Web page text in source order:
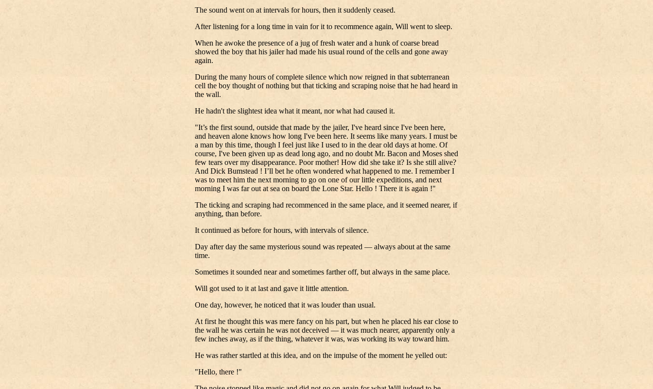
The sound went on at intervals for hours, then it suddenly ceased.
After listening for a long time in vain for it to recommence again, Will went to sleep.
When he awoke the presence of a jug of fresh water and a hunk of coarse bread
showed the boy that his jailer had made his usual round of the cells and gone away
again.
During the many hours of complete silence which now reigned in that subterranean
cell the boy thought of nothing but that ticking and scraping noise that he had heard in
the wall.
He hadn't the slightest idea what it meant, nor what had caused it.
"It’s the first sound, outside that made by the jailer, I've heard since I've been here,
and heaven alone knows how long I've been here. It seems like many years. I must be
a man by this time, though I feel just like I used to in the dear old days at home. Of
course, I've been given up as dead long ago, and no doubt Mr. Bacon and Moses shed
few tears over my disappearance. Poor mother! How did she take it? Is she still alive?
And Dick Bumstead ! I’ll bet he often wondered what happened to me. I remember I
was to meet him the next morning to go on one of our little expeditions, and next
morning I was far out at sea on board the Lone Star. Hello ! There it is again !"
The ticking and scraping had recommenced in the same place, and it seemed nearer, if
anything, than before.
It continued as before for hours, with intervals of silence.
Day after day the same mysterious sound was repeated — always about at the same
time.
Sometimes it sounded near and sometimes farther off, but always in the same place.
Will got used to it at last and gave it little attention.
One day, however, he noticed that it was louder than usual.
At first he thought this was mere fancy on his part, but when he placed his ear close to
the wall he was certain he was not deceived — it was much nearer, apparently only a
few inches away, as if the thing, whatever it was, was working its way toward him.
He was rather startled at this idea, and on the impulse of the moment he yelled out:
"Hello, there !"